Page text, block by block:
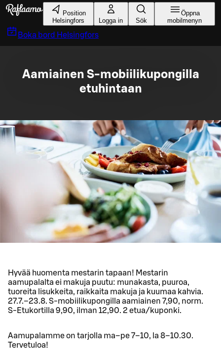
Gå till huvudinnehållet
Position
Helsingfors
Logga in Sök
Öppna
mobilmenyn
Boka bord Helsingfors
Aamiainen S-mobiilikupongilla
etuhintaan
Hyvää huomenta mestarin tapaan! Mestarin
aamupalalta ei makuja puutu: munakasta, puuroa,
tuoreita lisukkeita, raikkaita makuja ja kuumaa kahvia.
27.7.–23.8. S-mobiilikupongilla aamiainen 7,90, norm.
S-Etukortilla 9,90, ilman 12,90. 2 etua/kuponki.
Aamupalamme on tarjolla ma–pe 7–10, la 8–10.30.
Tervetuloa!